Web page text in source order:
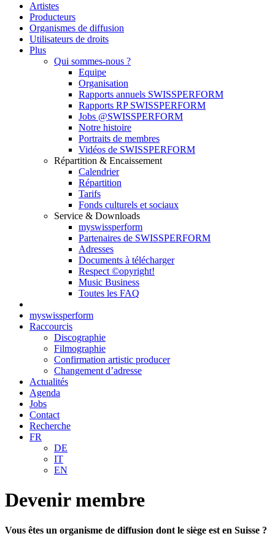
Artistes
Producteurs
Organismes de diffusion
Utilisateurs de droits
Plus
Qui sommes-nous ?
Equipe
Organisation
Rapports annuels SWISSPERFORM
Rapports RP SWISSPERFORM
Jobs @SWISSPERFORM
Notre histoire
Portraits de membres
Vidéos de SWISSPERFORM
Répartition & Encaissement
Calendrier
Répartition
Tarifs
Fonds culturels et sociaux
Service & Downloads
myswissperform
Partenaires de SWISSPERFORM
Adresses
Documents à télécharger
Respect ©opyright!
Music Business
Toutes les FAQ
myswissperform
Raccourcis
Discographie
Filmographie
Confirmation artistic producer
Changement d’adresse
Actualités
Agenda
Jobs
Contact
Recherche
FR
DE
IT
EN
Devenir membre
Vous êtes un organisme de diffusion dont le siège est en Suisse ?